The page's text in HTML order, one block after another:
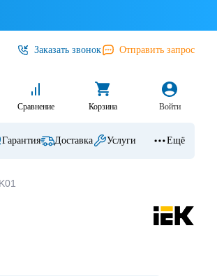
Заказать звонок Отправить запрос
Сравнение Корзина Войти
Гарантия Доставка Услуги Ещё